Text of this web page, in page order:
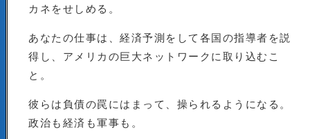
カネをせしめる。
あなたの仕事は、経済予測をして各国の指導者を説
得し、アメリカの巨大ネットワークに取り込むこ
と。
彼らは負債の罠にはまって、操られるようになる。
政治も経済も軍事も。